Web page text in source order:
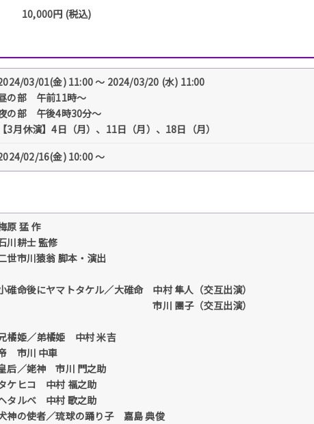
10,000円 (税込)
03/01(金) 11:00 〜 2024/03/20 (水) 11:00
の部 午前11時～
の部 午後4時30分～
3月休演】4日（月）、11日（月）、18日（月）
02/16(金) 10:00 〜
原 猛 作
川耕士 監修
世市川猿翁 脚本・演出
碓命後にヤマトタケル／大碓命 中村 隼人（交互出演）
川 團子（交互出演）
橘姫／弟橘姫 中村 米吉
市川 中車
后／姥神 市川 門之助
ケヒコ 中村 福之助
タルベ 中村 歌之助
神の使者／琉球の踊り子 嘉島 典俊